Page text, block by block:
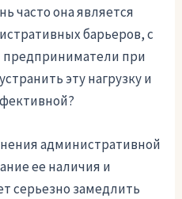
часто она является
барьеров, с
предприниматели при
эту нагрузку и
административной
ее наличия и
серьезно замедлить